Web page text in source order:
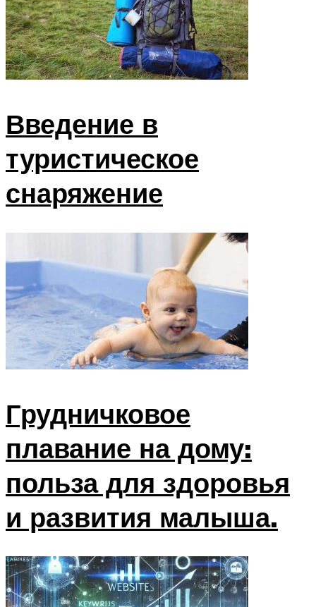
Введение в
туристическое
снаряжение
Грудничковое
плавание на дому:
польза для здоровья
и развития малыша.